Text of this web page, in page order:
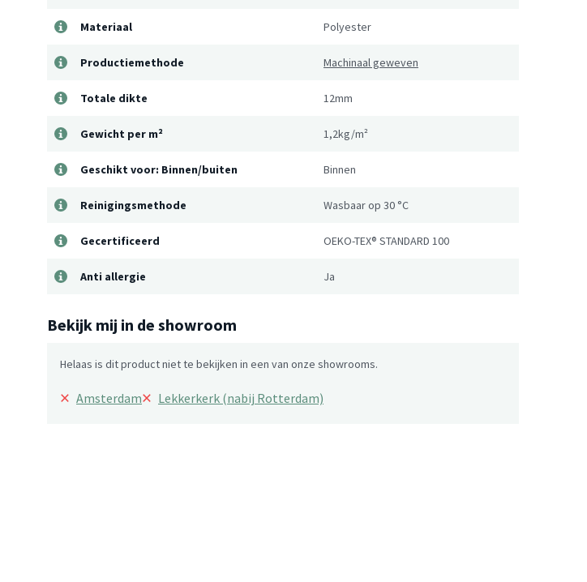
Materiaal Polyester
Productiemethode Machinaal geweven
Totale dikte 12mm
Gewicht per m² 1,2kg/m²
Geschikt voor: Binnen/buiten Binnen
Reinigingsmethode Wasbaar op 30 °C
Gecertificeerd OEKO-TEX® STANDARD 100
Anti allergie Ja
Bekijk mij in de showroom
Helaas is dit product niet te bekijken in een van onze showrooms.
× Amsterdam× Lekkerkerk (nabij Rotterdam)